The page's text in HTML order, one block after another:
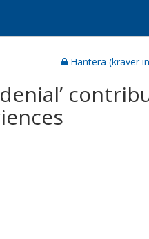
Hantera (kräver